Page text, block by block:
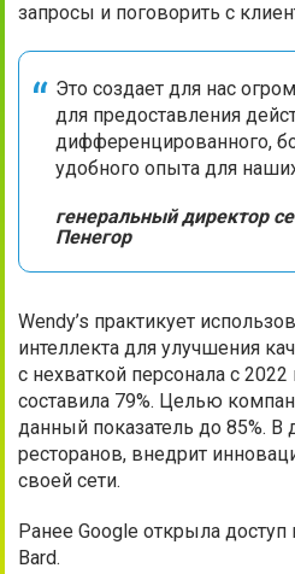
запросы и поговорить с
Это создает для нас
для предоставления
дифференцированного,
удобного опыта для
генеральный директор
Пенегор
Wendy’s практикует
интеллекта для улучшения
с нехваткой персонала с 2022
составила 79%. Целью
данный показатель до 85%. В
ресторанов, внедрит
своей сети.
Ранее Google открыла
Bard.